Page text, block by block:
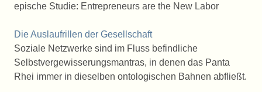
epische Studie: Entrepreneurs are the New Labor
Die Auslaufrillen der Gesellschaft
Soziale Netzwerke sind im Fluss befindliche
Selbstvergewisserungsmantras, in denen das Panta
Rhei immer in dieselben ontologischen Bahnen abfließt.